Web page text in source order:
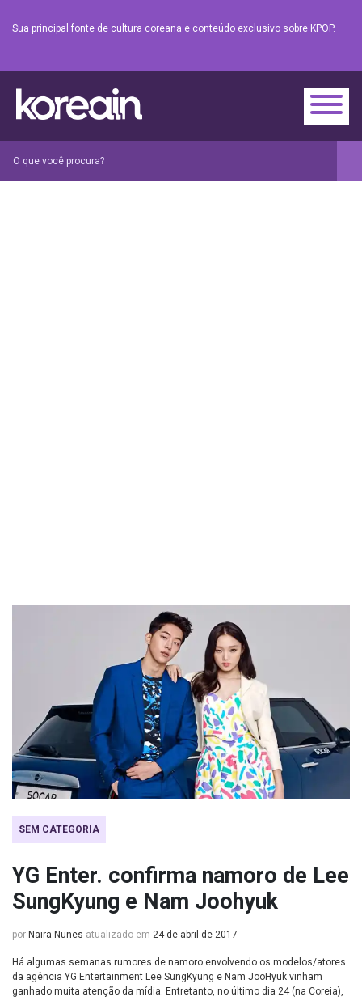
Sua principal fonte de cultura coreana e conteúdo exclusivo sobre KPOP.
SEM CATEGORIA
YG Enter. confirma namoro de Lee
SungKyung e Nam Joohyuk
por Naira Nunes atualizado em 24 de abril de 2017
Há algumas semanas rumores de namoro envolvendo os modelos/atores
da agência YG Entertainment Lee SungKyung e Nam JooHyuk vinham
ganhado muita atenção da mídia. Entretanto, no último dia 24 (na Coreia),